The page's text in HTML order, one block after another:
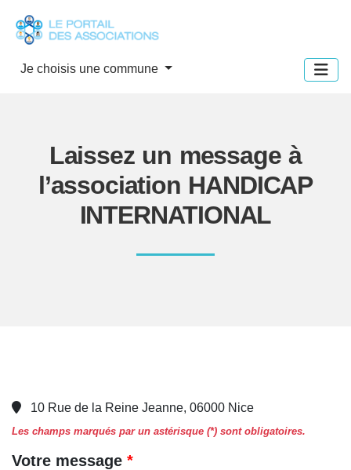
Je choisis une commune
Laissez un message à
l’association HANDICAP
INTERNATIONAL
10 Rue de la Reine Jeanne, 06000 Nice
Les champs marqués par un astérisque (*) sont obligatoires.
Votre message